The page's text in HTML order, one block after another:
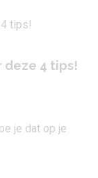
deze 4 tips!